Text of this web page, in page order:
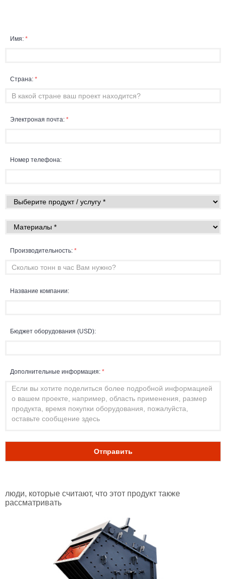
Имя: *
Страна: *
Электроная почта: *
Номер телефона:
Производительность: *
Название компании:
Бюджет оборудования (USD):
Дополнительные информация: *
Отправить
люди, которые считают, что этот продукт также
рассматривать